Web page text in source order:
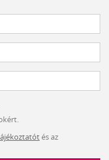
és az